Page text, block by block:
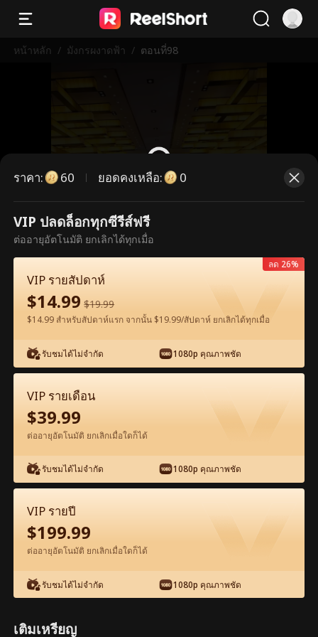
หน้าหลัก / มังกรผงาดฟ้า / ตอนที่98
ตอนนี้เป็นตอนพรีเมียม กรุณาปลดล็อก
เพื่อรับชม
ดูฟรีในแอป
ตอน98-ภาพยนตร์ มังกรผงาดฟ้า เต็มเรื่อง
ภาพยนตร์เต็มเรื่อง
1-50 51-100
96 98 99
ราคา: 60 ยอดคงเหลือ: 0
VIP ปลดล็อกทุกซีรีส์ฟรี
ต่ออายุอัตโนมัติ ยกเลิกได้ทุกเมื่อ
VIP รายสัปดาห์
$14.99 $19.99
$14.99 สำหรับสัปดาห์แรก จากนั้น $19.99/สัปดาห์ ยกเลิกได้ทุกเมื่อ
รับชมได้ไม่จำกัด 1080p คุณภาพชัด
ลด 26%
VIP รายเดือน
$39.99
ต่ออายุอัตโนมัติ ยกเลิกเมื่อใดก็ได้
รับชมได้ไม่จำกัด 1080p คุณภาพชัด
VIP รายปี
$199.99
ต่ออายุอัตโนมัติ ยกเลิกเมื่อใดก็ได้
รับชมได้ไม่จำกัด 1080p คุณภาพชัด
เติมเหรียญ